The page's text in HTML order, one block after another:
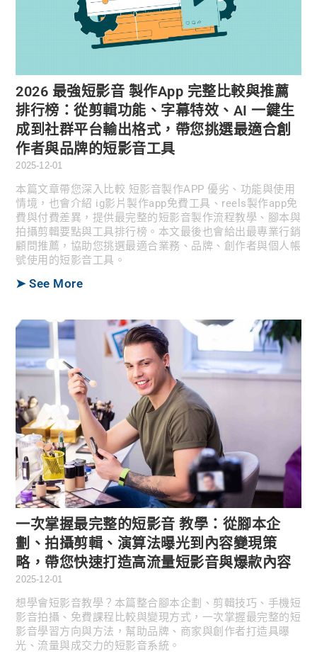
2026 最強短影音 製作App 完整比較與推薦
排行榜：從剪輯功能、字幕特效、AI 一鍵生
成到社群平台輸出格式，帶您挑選最適合創
作者與品牌的短影音工具
2025-12-01
本篇文章帶您深入比較 短影音製作APP 優劣、功能與使用
情境，也會介紹 ig影片製作app免費工具、reels製作app免
費與付費差異，提供最完整的短影音製作流程教學、腳本與
拍攝剪輯要點與工具排行榜。本文最後也會給出最專業行銷
顧問推薦，協助您挑選最適合業務、品牌、創作者與個人帳
號使用的短影音工具。
➤ See More
一次掌握最完整的短影音 教學：從腳本企
劃、拍攝剪輯、演算法曝光到內容變現策
略，帶您快速打造高流量短影音與爆款內容
2025-12-01
想學會短影音教學？本篇整合腳本企劃、剪輯技巧、手機短
影音拍攝、免費課程比較與變現方式，一次掌握最完整的短
影音學習方向與方法，幫助品牌、商家與創作者打造具曝
光、流量與成交力的短影音系統。